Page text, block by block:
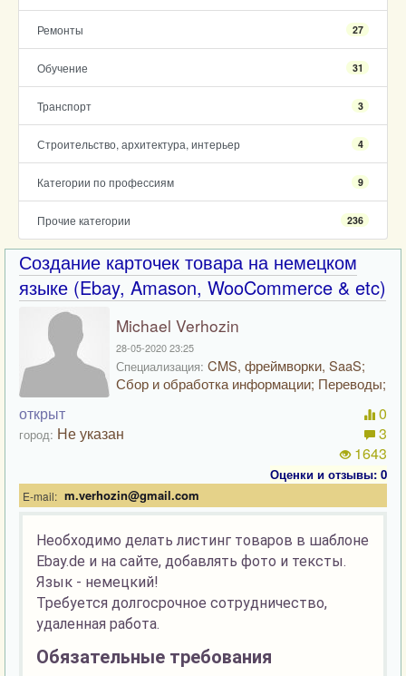
Ремонты 27
Обучение 31
Транспорт 3
Строительство, архитектура, интерьер 4
Категории по профессиям 9
Прочие категории 236
Создание карточек товара на немецком
языке (Ebay, Amason, WooCommerce & etc)
Michael Verhozin
28-05-2020 23:25
Специализация: CMS, фреймворки, SaaS;
Сбор и обработка информации; Переводы;
открыт
город: Не указан
0
3
1643
Оценки и отзывы: 0
E-mail: m.verhozin@gmail.com
Необходимо делать листинг товаров в шаблоне
Ebay.de и на сайте, добавлять фото и тексты.
Язык - немецкий!
Требуется долгосрочное сотрудничество,
удаленная работа.
Обязательные требования